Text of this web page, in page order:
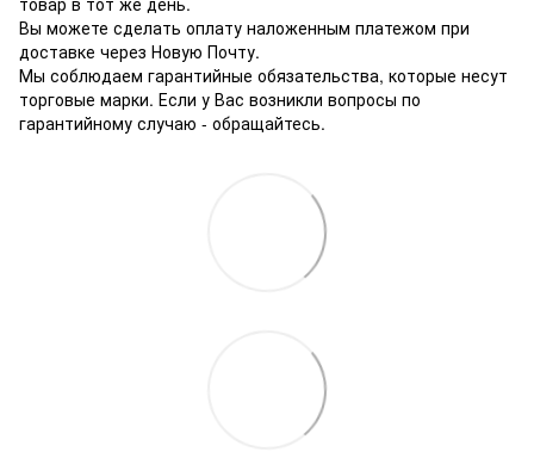
Вы можете сделать оплату наложенным платежом при
доставке через Новую Почту.
Мы соблюдаем гарантийные обязательства, которые несут
торговые марки. Если у Вас возникли вопросы по
гарантийному случаю - обращайтесь.